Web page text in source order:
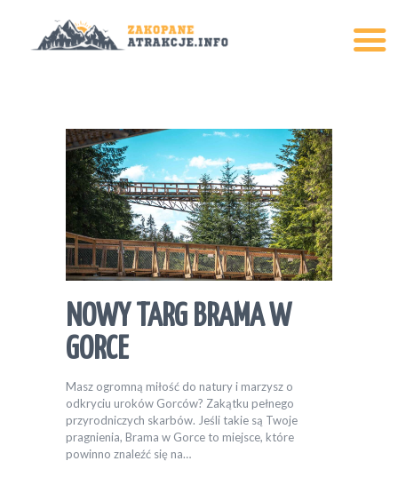
ATRAKCJE
NOWY TARG BRAMA W
GORCE
Masz ogromną miłość do natury i marzysz o
odkryciu uroków Gorców? Zakątku pełnego
przyrodniczych skarbów. Jeśli takie są Twoje
pragnienia, Brama w Gorce to miejsce, które
powinno znaleźć się na…